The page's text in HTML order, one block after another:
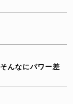
んなにパワー差